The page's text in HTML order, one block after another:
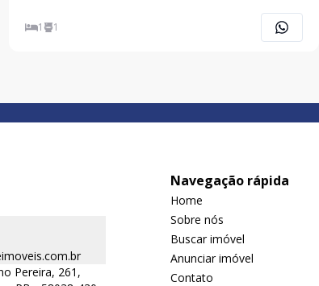
espaçosa com jacuzzi Totalmente mobiliado Vista para
1 1
Pereira, 261,
Navegação rápida
Home
Sobre nós
Buscar imóvel
Anunciar imóvel
Contato